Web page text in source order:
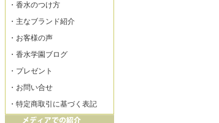
・ 香水のつけ方
・ 主なブランド紹介
・ お客様の声
・ 香水学園ブログ
・ プレゼント
・ お問い合せ
・ 特定商取引に基づく表記